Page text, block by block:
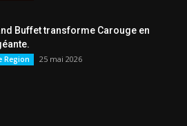
Buffet transforme Carouge en
Region 25 mai 2026